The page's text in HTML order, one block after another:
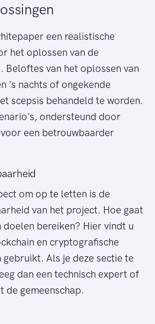
een realistische
het oplossen van de
Beloftes van het oplossen van
's nachts of ongekende
scepsis behandeld te worden.
ondersteund door
een betrouwbaarder
om op te letten is de
van het project. Hoe gaat
bereiken? Hier vindt u
en cryptografische
Als je deze sectie te
dan een technisch expert of
de gemeenschap.